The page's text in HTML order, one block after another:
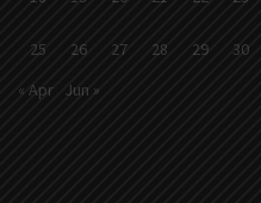
25 26 27 28 29 30
« Apr Jun »